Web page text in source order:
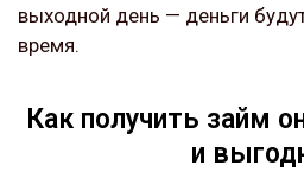
выходной день — деньги
время.
Как получить займ
и